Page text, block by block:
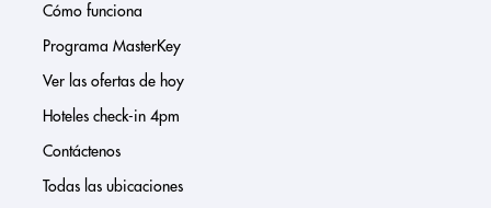
Cómo funciona
Programa MasterKey
Ver las ofertas de hoy
Hoteles check-in 4pm
Contáctenos
Todas las ubicaciones